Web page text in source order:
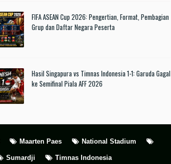
FIFA ASEAN Cup 2026: Pengertian, Format, Pembagian
Grup dan Daftar Negara Peserta
Hasil Singapura vs Timnas Indonesia 1-1: Garuda Gagal
ke Semifinal Piala AFF 2026
Maarten Paes National Stadium
Sumardji Timnas Indonesia